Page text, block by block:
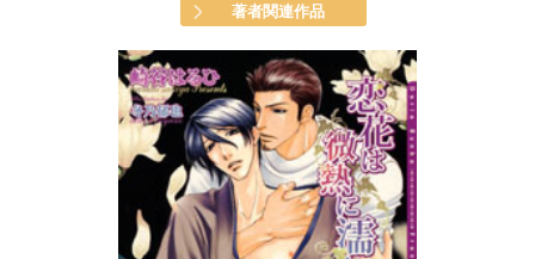
著者関連作品